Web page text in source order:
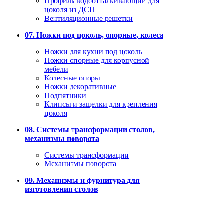
цоколя из ДСП
Вентиляционные решетки
07. Ножки под цоколь, опорные, колеса
Ножки для кухни под цоколь
Ножки опорные для корпусной
мебели
Колесные опоры
Ножки декоративные
Подпятники
Клипсы и защелки для крепления
цоколя
08. Системы трансформации столов,
механизмы поворота
Системы трансформации
Механизмы поворота
09. Механизмы и фурнитура для
изготовления столов